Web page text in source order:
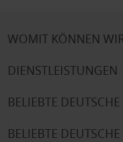
WOMIT KÖNNEN
DIENSTLEISTUNGEN
BELIEBTE
BELIEBTE